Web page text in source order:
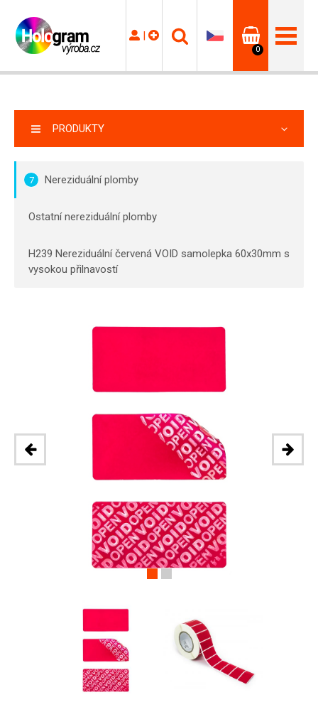
|
0
PRODUKTY
7 Nereziduální plomby
Ostatní nereziduální plomby
H239 Nereziduální červená VOID samolepka 60x30mm s
vysokou přilnavostí